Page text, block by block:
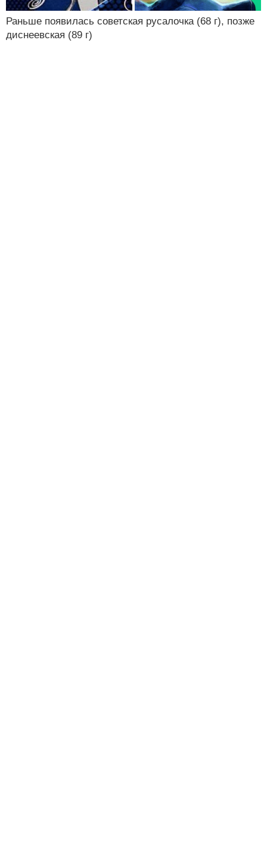
Раньше появилась советская русалочка (68 г), позже
диснеевская (89 г)